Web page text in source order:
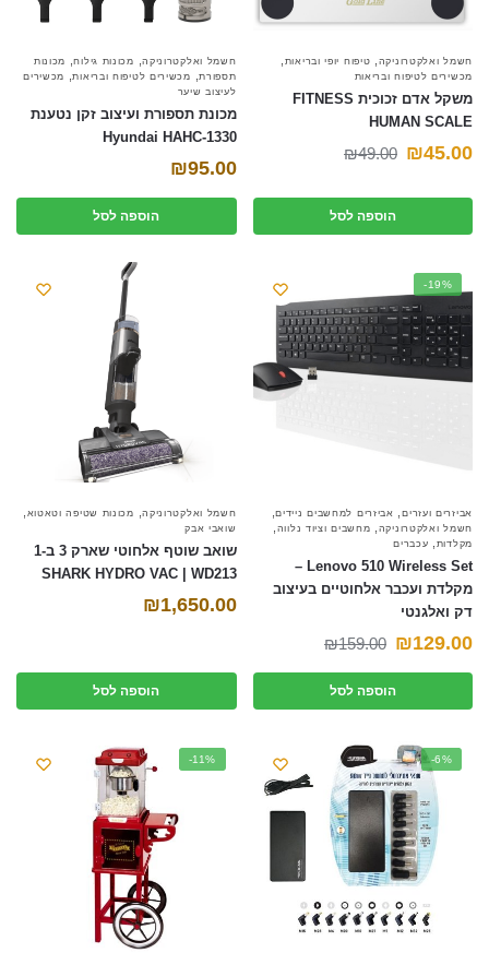
חשמל ואלקטרוניקה , טיפוח יופי ובריאות ,
מכשירים לטיפוח ובריאות
משקל אדם זכוכית FITNESS
HUMAN SCALE
₪49.00
המחיר
היה:
₪45.00
המחיר
הוא:הוספה לסל
חשמל ואלקטרוניקה, מכונות גילוח, מכונות
תספורת, מכשירים לטיפוח ובריאות, מכשירים
לעיצוב שיער
מכונת תספורת ועיצוב זקן נטענת
Hyundai HAHC-1330
₪95.00
הוספה לסל
-19%
אביזרים ועזרים, אביזרים למחשבים ניידים,
חשמל ואלקטרוניקה מחשבים וציוד נלווה
מקלדות עכברים
Lenovo 510 Wireless Set –
מקלדת ועכבר אלחוטיים בעיצוב
דק ואלגנטי
₪159.00
המחיר
המקורי
היה:
₪129.00
המחיר
הנוכחי
הוא:
הוספה לסל
חשמל ואלקטרוניקה, מכונות שטיפה וטאטוא
שואבי אבק
שואב שוטף אלחוטי שארק 3 ב-1
SHARK HYDRO VAC | WD213
₪1,650.00
הוספה לסל
-6%
-11%